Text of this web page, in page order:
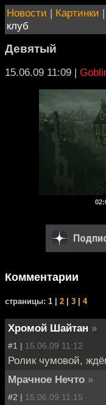
Новости | Картинки |
клуб
Девятый
15.06.09 11:09 |
Комментарии
cтраницы: 1 | 2 3 4
Хромой Шайтан »
#1 | 15.06.09 11:12
Ролик чумовой,
Мрачное Нечто »
#2 | 15.06.09 11:15